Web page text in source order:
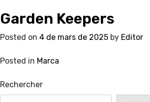
Garden Keepers
Posted on 4 de mars de 2025 by Editor
Posted in Marca
Rechercher